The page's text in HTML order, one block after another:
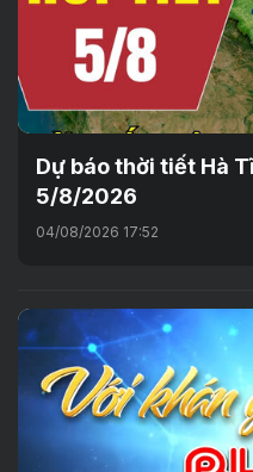
Dự báo thời tiết Hà
5/8/2026
04/08/2026 17:52